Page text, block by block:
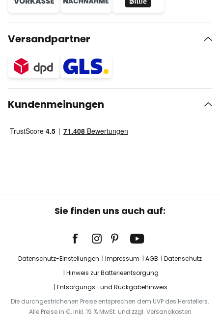
Versandpartner
Kundenmeinungen
Sie finden uns auch auf:
Datenschutz-Einstellungen Impressum AGB
Datenschutz
Hinweis zur Batterieentsorgung
Entsorgungs- und Rückgabehinweis
Die durchgestrichenen Preise entsprechen dem UVP des Herstellers.
Alle Preise in €, inkl. 19 % MwSt. und zzgl. Versandkosten